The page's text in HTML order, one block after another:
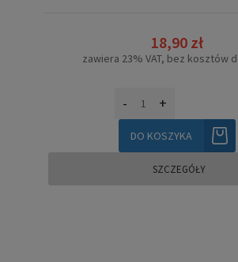
18,90 zł
zawiera 23% VAT, bez kosztów
- +
DO KOSZYKA
SZCZEGÓŁY